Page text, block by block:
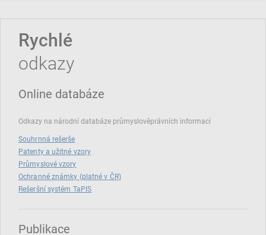
Rychlé
odkazy
Online databáze
Odkazy na národní databáze průmyslověprávních informací
Souhrnná rešerše
Patenty a užitné vzory
Průmyslové vzory
Ochranné známky (platné v ČR)
Rešeršní systém TaPIS
Publikace